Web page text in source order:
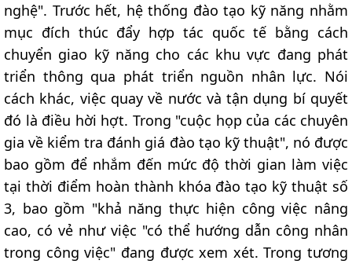
nghệ". Trước hết, hệ thống đào tạo kỹ năng nhằm
mục đích thúc đẩy hợp tác quốc tế bằng cách
chuyển giao kỹ năng cho các khu vực đang phát
triển thông qua phát triển nguồn nhân lực. Nói
cách khác, việc quay về nước và tận dụng bí quyết
đó là điều hời hợt. Trong "cuộc họp của các chuyên
gia về kiểm tra đánh giá đào tạo kỹ thuật", nó được
bao gồm để nhắm đến mức độ thời gian làm việc
tại thời điểm hoàn thành khóa đào tạo kỹ thuật số
3, bao gồm "khả năng thực hiện công việc nâng
cao, có vẻ như việc "có thể hướng dẫn công nhân
trong công việc" đang được xem xét. Trong tương